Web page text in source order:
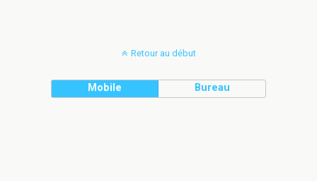
Retour au début
Mobile Bureau